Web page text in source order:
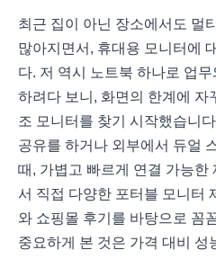
최근 집이 아닌 장소에서도 멀
많아지면서, 휴대용 모니터에
다. 저 역시 노트북 하나로 업
하려다 보니, 화면의 한계에 자
조 모니터를 찾기 시작했습니
공유를 하거나 외부에서 듀얼
때, 가볍고 빠르게 연결 가능한
서 직접 다양한 포터블 모니터
와 쇼핑몰 후기를 바탕으로 꼼
중요하게 본 것은 가격 대비 성